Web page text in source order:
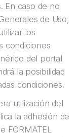
En caso de no
de Uso,
los
condiciones
del portal
la posibilidad
condiciones.
utilización del
la adhesión de
FORMATEL